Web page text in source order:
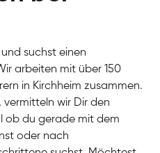
suchst einen
arbeiten mit über 150
in Kirchheim zusammen.
vermitteln wir Dir den
ob du gerade mit dem
oder nach